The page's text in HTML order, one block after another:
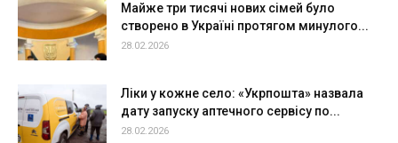
Майже три тисячі нових сімей було
створено в Україні протягом минулого...
28.02.2026
Ліки у кожне село: «Укрпошта» назвала
дату запуску аптечного сервісу по...
28.02.2026